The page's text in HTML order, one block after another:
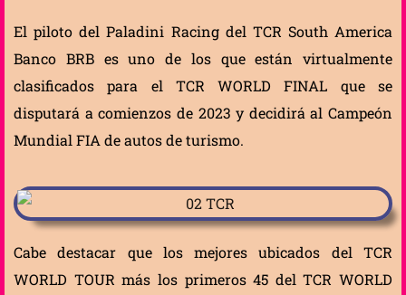
El piloto del Paladini Racing del TCR South America
Banco BRB es uno de los que están virtualmente
clasificados para el TCR WORLD FINAL que se
disputará a comienzos de 2023 y decidirá al Campeón
Mundial FIA de autos de turismo.
Cabe destacar que los mejores ubicados del TCR
WORLD TOUR más los primeros 45 del TCR WORLD